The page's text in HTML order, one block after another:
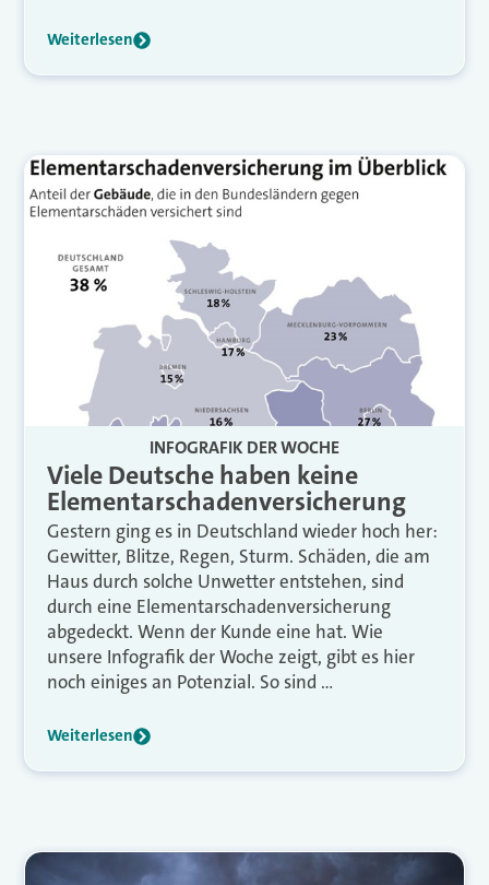
Weiterlesen
INFOGRAFIK DER WOCHE
Viele Deutsche haben keine
Elementarschadenversicherung
Gestern ging es in Deutschland wieder hoch her:
Gewitter, Blitze, Regen, Sturm. Schäden, die am
Haus durch solche Unwetter entstehen, sind
durch eine Elementarschadenversicherung
abgedeckt. Wenn der Kunde eine hat. Wie
unsere Infografik der Woche zeigt, gibt es hier
noch einiges an Potenzial. So sind …
Weiterlesen